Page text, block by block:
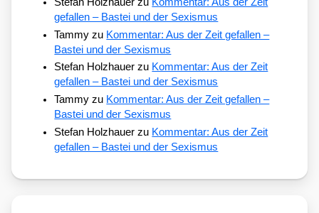
gefallen – Bastei und der Sexismus
Tammy zu Kommentar: Aus der Zeit gefallen –
Bastei und der Sexismus
Stefan Holzhauer zu Kommentar: Aus der Zeit
gefallen – Bastei und der Sexismus
Tammy zu Kommentar: Aus der Zeit gefallen –
Bastei und der Sexismus
Stefan Holzhauer zu Kommentar: Aus der Zeit
gefallen – Bastei und der Sexismus